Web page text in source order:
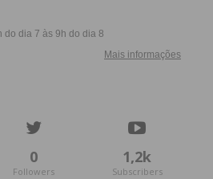
0
Followers
1,2k
Subscribers